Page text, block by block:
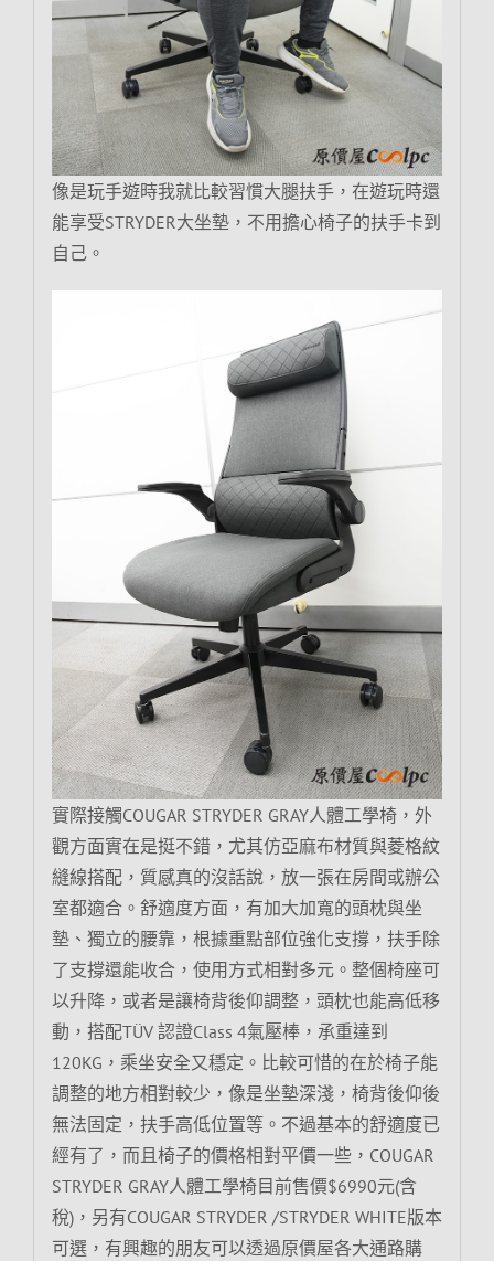
像是玩手遊時我就比較習慣大腿扶手，在遊玩時還
能享受STRYDER大坐墊，不用擔心椅子的扶手卡到
自己。
實際接觸COUGAR STRYDER GRAY人體工學椅，外
觀方面實在是挺不錯，尤其仿亞麻布材質與菱格紋
縫線搭配，質感真的沒話說，放一張在房間或辦公
室都適合。舒適度方面，有加大加寬的頭枕與坐
墊、獨立的腰靠，根據重點部位強化支撐，扶手除
了支撐還能收合，使用方式相對多元。整個椅座可
以升降，或者是讓椅背後仰調整，頭枕也能高低移
動，搭配TÜV 認證Class 4氣壓棒，承重達到
120KG，乘坐安全又穩定。比較可惜的在於椅子能
調整的地方相對較少，像是坐墊深淺，椅背後仰後
無法固定，扶手高低位置等。不過基本的舒適度已
經有了，而且椅子的價格相對平價一些，COUGAR
STRYDER GRAY人體工學椅目前售價$6990元(含
稅)，另有COUGAR STRYDER /STRYDER WHITE版本
可選，有興趣的朋友可以透過原價屋各大通路購